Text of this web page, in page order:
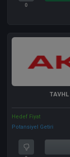
0
TAVHL
Hedef Fiyat
Potansiyel Getiri